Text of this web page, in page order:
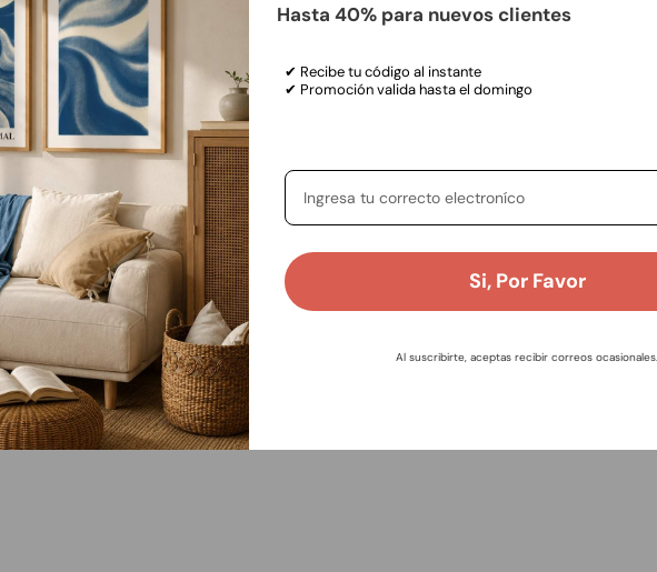
Hasta 40% para nuevos clientes
✔ Recibe tu código al instante
✔ Promoción valida hasta el domingo
Si, Por Favor
Al suscribirte, aceptas recibir correos ocasionales.